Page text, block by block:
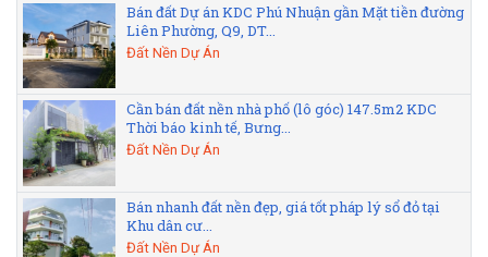
Bán đất Dự án KDC Phú Nhuận gần Mặt tiền đường
Liên Phường, Q9, DT...
Đất Nền Dự Án
Cần bán đất nền nhà phố (lô góc) 147.5m2 KDC
Thời báo kinh tế, Bưng...
Đất Nền Dự Án
Bán nhanh đất nền đẹp, giá tốt pháp lý sổ đỏ tại
Khu dân cư...
Đất Nền Dự Án